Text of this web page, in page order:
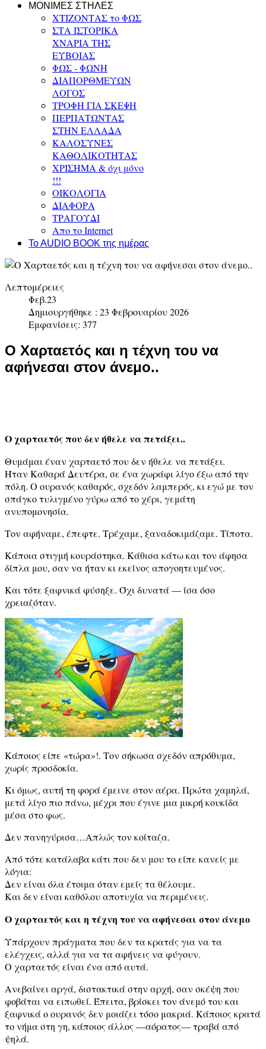
ΜΟΝΙΜΕΣ ΣΤΗΛΕΣ
ΧΤΙΖΟΝΤΑΣ το ΦΩΣ
ΣΤΑ ΙΣΤΟΡΙΚΑ
ΧΝΑΡΙΑ ΤΗΣ
ΕΥΒΟΙΑΣ
ΦΩΣ - ΦΩΝΗ
ΔΙΑΠΟΡΘΜΕΥΩΝ
ΛΟΓΟΣ
ΤΡΟΦΗ ΓΙΑ ΣΚΕΨΗ
ΠΕΡΠΑΤΩΝΤΑΣ
ΣΤΗΝ ΕΛΛΑΔΑ
ΚΑΛΟΣΥΝΕΣ
ΚΑΘΟΛΙΚΟΤΗΤΑΣ
ΧΡΙΣΗΜΑ & όχι μόνο
!!!
ΟΙΚΟΛΟΓΙΑ
ΔΙΑΦΟΡΑ
ΤΡΑΓΟΥΔΙ
Απο το Internet
To AUDIO BOOK της ημέρας
Λεπτομέρειες
Φεβ.23
Δημιουργήθηκε : 23 Φεβρουαρίου 2026
Εμφανίσεις: 377
Ο Χαρταετός και η τέχνη του να
αφήνεσαι στον άνεμο..
Ο χαρταετός που δεν ήθελε να πετάξει..
Θυμάμαι έναν χαρταετό που δεν ήθελε να πετάξει.
Ήταν Καθαρά Δευτέρα, σε ένα χωράφι λίγο έξω από την
πόλη. Ο ουρανός καθαρός, σχεδόν λαμπερός, κι εγώ με τον
σπάγκο τυλιγμένο γύρω από το χέρι, γεμάτη
ανυπομονησία.
Τον αφήναμε, έπεφτε. Τρέχαμε, ξαναδοκιμάζαμε. Τίποτα.
Κάποια στιγμή κουράστηκα. Κάθισα κάτω και τον άφησα
δίπλα μου, σαν να ήταν κι εκείνος απογοητευμένος.
Και τότε ξαφνικά φύσηξε. Όχι δυνατά — ίσα όσο
χρειαζόταν.
Κάποιος είπε «τώρα»!. Τον σήκωσα σχεδόν απρόθυμα,
χωρίς προσδοκία.
Κι όμως, αυτή τη φορά έμεινε στον αέρα. Πρώτα χαμηλά,
μετά λίγο πιο πάνω, μέχρι που έγινε μια μικρή κουκίδα
μέσα στο φως.
Δεν πανηγύρισα…Απλώς τον κοίταζα.
Από τότε κατάλαβα κάτι που δεν μου το είπε κανείς με
λόγια:
Δεν είναι όλα έτοιμα όταν εμείς τα θέλουμε.
Και δεν είναι καθόλου αποτυχία να περιμένεις.
Ο χαρταετός και η τέχνη του να αφήνεσαι στον άνεμο
Υπάρχουν πράγματα που δεν τα κρατάς για να τα
ελέγχεις, αλλά για να τα αφήνεις να φύγουν.
Ο χαρταετός είναι ένα από αυτά.
Ανεβαίνει αργά, διστακτικά στην αρχή, σαν σκέψη που
φοβάται να ειπωθεί. Έπειτα, βρίσκει τον άνεμό του και
ξαφνικά ο ουρανός δεν μοιάζει τόσο μακριά. Κάποιος κρατά
το νήμα στη γη, κάποιος άλλος —αόρατος— τραβά από
ψηλά.